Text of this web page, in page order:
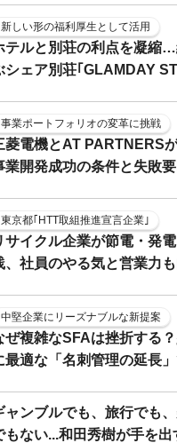
新しい形の福利厚生として活用
テルと別荘の利点を凝縮
シェア別荘｢GLAMDAY
事業ポートフォリオの変革に挑戦
菱電機とAT PARTNERS
業開発成功の条件と失敗要
東京都｢HTT取組推進宣言企業｣
サイクル企業が節電・発
、社員のやる気と営業力も
中堅企業にリーズナブルな新提案
ぜ複雑なSFAは挫折する
最適な「名刺管理の延長
ャンブルでも、旅行でも
もない...和田秀樹が手を出